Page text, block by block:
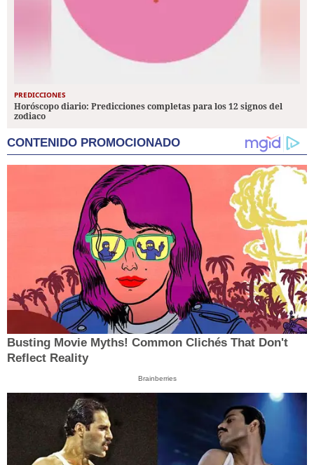
PREDICCIONES
Horóscopo diario: Predicciones completas para los 12 signos del
zodiaco
CONTENIDO PROMOCIONADO
Busting Movie Myths! Common Clichés That Don't
Reflect Reality
Brainberries